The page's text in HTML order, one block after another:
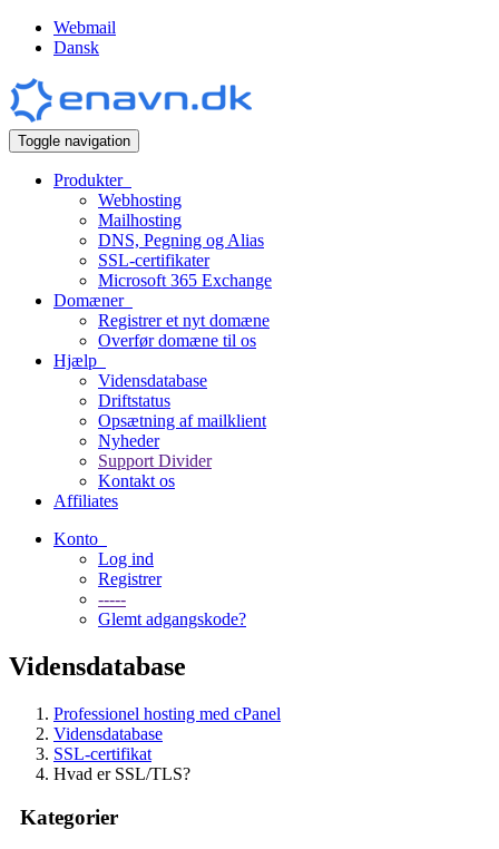
Webmail
Dansk
Toggle navigation
Produkter
Webhosting
Mailhosting
DNS, Pegning og Alias
SSL-certifikater
Microsoft 365 Exchange
Domæner
Registrer et nyt domæne
Overfør domæne til os
Hjælp
Vidensdatabase
Driftstatus
Opsætning af mailklient
Nyheder
Support Divider
Kontakt os
Affiliates
Konto
Log ind
Registrer
-----
Glemt adgangskode?
Vidensdatabase
Professionel hosting med cPanel
Vidensdatabase
SSL-certifikat
Hvad er SSL/TLS?
Kategorier